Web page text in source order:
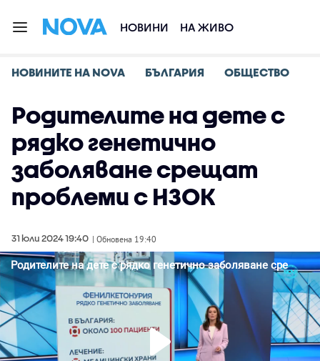
НОВИНИ НА ЖИВО
НОВИНИТЕ НА NOVA БЪЛГАРИЯ ОБЩЕСТВО
Родителите на дете с
рядко генетично
заболяване срещат
проблеми с НЗОК
31 юли 2024 19:40 | Обновена 19:40